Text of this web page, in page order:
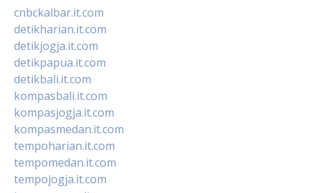
cnbckalbar.it.com
detikharian.it.com
detikjogja.it.com
detikpapua.it.com
detikbali.it.com
kompasbali.it.com
kompasjogja.it.com
kompasmedan.it.com
tempoharian.it.com
tempomedan.it.com
tempojogja.it.com